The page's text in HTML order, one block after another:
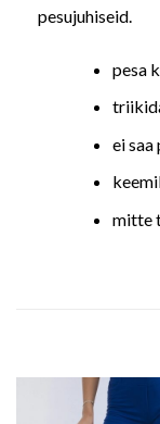
pesujuhiseid.
pesa
ei
mitte